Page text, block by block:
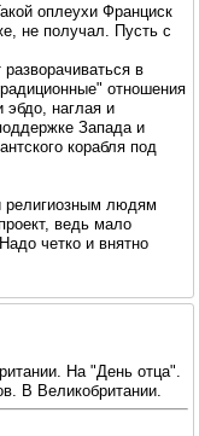
оплеухи Франциск
не получал. Пусть с
в
отношения
наглая и
Запада и
корабля под
религиозным людям
ведь мало
четко и внятно
На "День отца".
В Великобритании.